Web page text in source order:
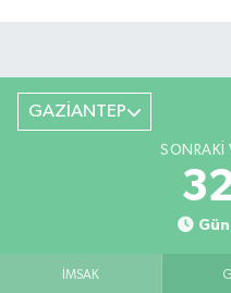
GAZİANTEP
SONRAKI
İMSAK